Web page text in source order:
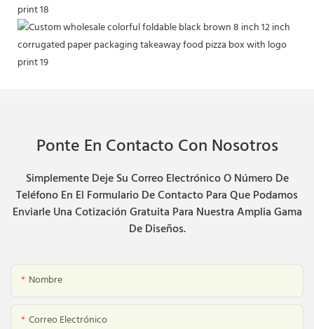
Ponte En Contacto Con Nosotros
Simplemente Deje Su Correo Electrónico O Número De
Teléfono En El Formulario De Contacto Para Que Podamos
Enviarle Una Cotización Gratuita Para Nuestra Amplia Gama
De Diseños.
Nombre
Correo Electrónico